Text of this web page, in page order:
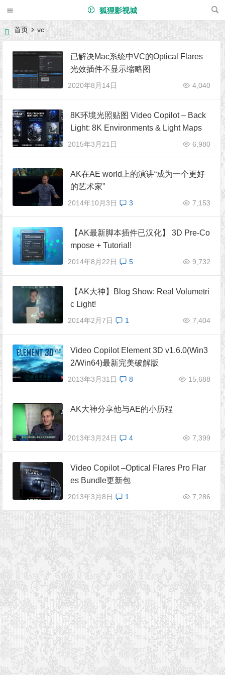
狐狸影视城
首页 vc
已解决Mac系统中VC的Optical Flares
光效插件不显示缩略图
2020年8月14日 4,040
8K环境光照贴图 Video Copilot – Back
Light: 8K Environments & Light Maps
2015年3月21日 6,980
AK在AE world上的演讲“成为一个更好
的艺术家”
2014年10月3日 7,153
3
【AK最新脚本插件已汉化】 3D Pre-Co
mpose + Tutorial!
2014年8月22日 9,732
5
【AK大神】Blog Show: Real Volumetri
c Light!
2014年2月7日 7,404
1
Video Copilot Element 3D v1.6.0(Win3
2/Win64)最新完美破解版
2013年3月31日 15,688
8
AK大神分享他与AE的小历程
2013年3月24日 7,399
4
Video Copilot –Optical Flares Pro Flar
es Bundle更新包
2013年3月8日 7,286
1